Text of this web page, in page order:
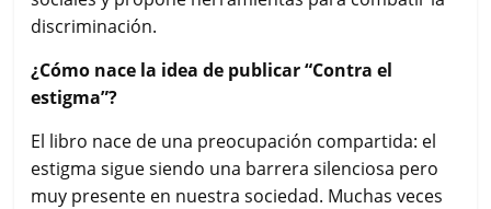
discriminación.
¿Cómo nace la idea de publicar “Contra el
estigma”?
El libro nace de una preocupación compartida: el
estigma sigue siendo una barrera silenciosa pero
muy presente en nuestra sociedad. Muchas veces